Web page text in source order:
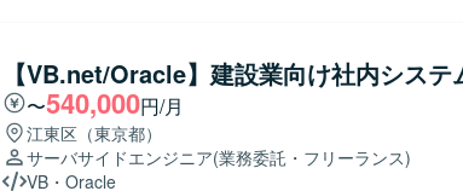
きます。 【求める人物像】 長期的な参画を前提に、主体的に課題発見・改善提案ができる方を
求めております。5名以上のチーム開発体制の中で、周囲と
キュメントやコミュニケーションを通じて品質向上に取り組める方
ョンの魅力】 生命保険業界向けのコアシステムに携わるこ
ョン開発スキルの双方を高めていただけます。上流工程から
るため、要件定義スキルや設計力を伸ばしやすい環境です。
【VB.net/Oracle】建設業向け社内シス
〜540,000円/月
江東区（東京都）
サーバサイドエンジニア(業務委託・フリーランス)
VB ・ Oracle